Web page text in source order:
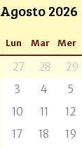
Agosto 2026
Lun Mar Mer
27 28 29
3
4 5
10
11 12
17
18 19